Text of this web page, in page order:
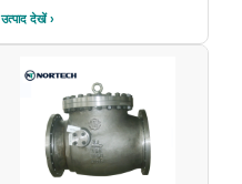
उत्पाद देखें ›